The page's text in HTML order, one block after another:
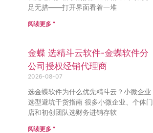
足无措——打开界面看着一堆
阅读更多 ”
金蝶 选精斗云软件-金蝶软件分
公司授权经销代理商
2026-08-07
选金蝶软件为什么优先精斗云？小微企业
选型避坑干货指南 很多小微企业、个体门
店和初创团队选财务进销存软
阅读更多 ”